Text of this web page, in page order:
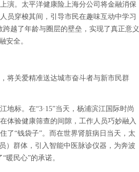
演。太平洋健康险上海分公司将金融消保
员穿梭其间，引导市民在趣味互动中学习
越了年龄与圈层的壁垒，实现了真正意义
安全。
将关爱精准送达城市奋斗者与新市民群
标。在“3·15”当天，杨浦滨江国际时尚
体验健康筛查的间隙，工作人员巧妙融入
了“钱袋子”。而在世界肾脏病日当天，太
）群体，引入智能中医脉诊仪器，为奔波
暖民心”的承诺。